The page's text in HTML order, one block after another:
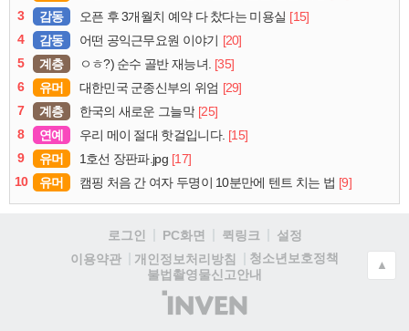
3
감동 오픈 후 3개월치 예약 다 찼다는 미용실 [15]
4
감동 어떤 공익근무요원 이야기 [20]
5
계층 ㅇㅎ?) 순수 골반 재능녀. [35]
6
유머 대한민국 군종신부의 위엄 [29]
7
계층 한국의 새로운 그늘막 [25]
8
연예 우리 메이 절대 핫걸입니다. [15]
9
유머 1호선 장판파.jpg [17]
10
유머 캠핑 처음 간 여자 두명이 10분만에 텐트 치는 법 [9]
로그인 PC화면 퀵링크
설정
이용약관
개인정보처리방침
청소년보호정책
불법촬영물신고안내
(주)
인
▲